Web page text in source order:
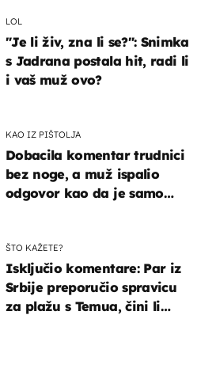
LOL
"Je li živ, zna li se?": Snimka
s Jadrana postala hit, radi li
i vaš muž ovo?
KAO IZ PIŠTOLJA
Dobacila komentar trudnici
bez noge, a muž ispalio
odgovor kao da je samo
ŠTO KAŽETE?
Isključio komentare: Par iz
Srbije preporučio spravicu
za plažu s Temua, čini li